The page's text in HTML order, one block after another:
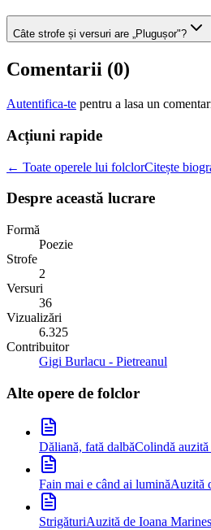
Câte strofe și versuri are „Plugușor"?
Comentarii (0)
Autentifica-te pentru a lasa un
Acțiuni rapide
← Toate operele lui folclorCitește
Despre această lucrare
Formă
Poezie
Strofe
2
Versuri
36
Vizualizări
6.325
Contribuitor
Gigi Burlacu - Pietreanul
Alte opere de folclor
Dăliană, fată dalbăColindă auzită
Fain mai e când ai luminăAuzită
StrigăturiAuzită de Ioana